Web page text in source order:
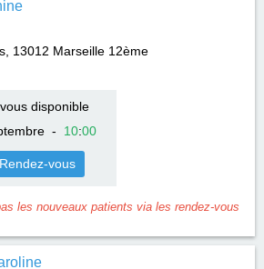
13012 Marseille 12ème
disponible
- 10:00
vous
les nouveaux patients via les rendez-vous